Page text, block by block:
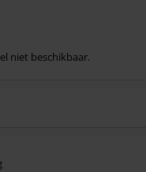
niet beschikbaar.